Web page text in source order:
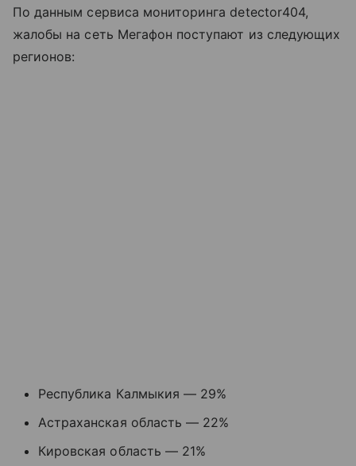
По данным сервиса мониторинга detector404,
жалобы на сеть Мегафон поступают из следующих
регионов:
Республика Калмыкия — 29%
Астраханская область — 22%
Кировская область — 21%